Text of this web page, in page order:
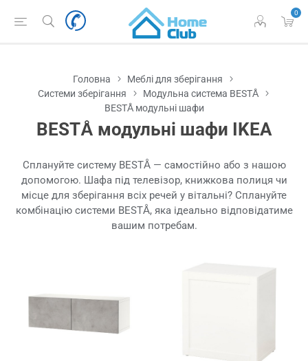
0
Головна
Меблі для зберігання
Системи зберігання
Модульна система BESTÅ
BESTÅ модульні шафи
BESTÅ модульні шафи IKEA
Сплануйте систему BESTÅ — самостійно або з нашою
допомогою. Шафа під телевізор, книжкова полиця чи
місце для зберігання всіх речей у вітальні? Сплануйте
комбінацію системи BESTÅ, яка ідеально відповідатиме
вашим потребам.